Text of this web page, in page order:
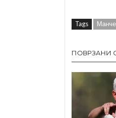
Tags
ПОВРЗАНИ